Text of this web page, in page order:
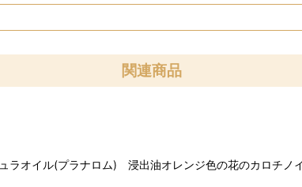
関連商品
ラオイル(プラナロム) 浸出油オレンジ色の花のカロチ